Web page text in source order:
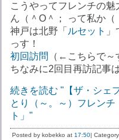
こうやってフレンチの
ん（＾O＾； って私か（
神戸は北野「 ルセット
っす！
初回訪問
（←こちらで～
ちなみに2回目再訪記事
続きを読む "【ザ・シェ
とり（～。～）フレン
ト」"
Posted by kobekko at 17:50|